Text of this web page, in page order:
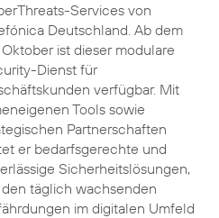
Services von
Deutschland. Ab dem
ist dieser modulare
Dienst für
verfügbar. Mit
Tools sowie
Partnerschaften
er bedarfsgerechte und
Sicherheitslösungen,
täglich wachsenden
im digitalen Umfeld